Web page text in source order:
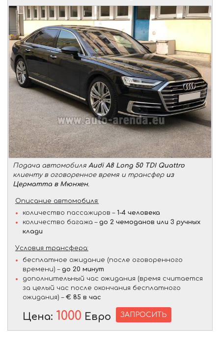
Подача автомобиля Audi A8 Long 50 TDI Quattro
клиенту в оговоренное время и трансфер из
Церматта в Мюнхен.
Описание автомобиля:
количество пассажиров – 1-4 человека
количество багажа – до 2 чемоданов или 3 ручных
клади
Условия трансфера:
бесплатное ожидание (после оговоренного
времени) – до 20 минут
дополнительный час ожидания (время считается
за целый час после окончания бесплатного
ожидания) – € 85 в час
Цена: 1000 Евро ЗАПРОСИТЬ